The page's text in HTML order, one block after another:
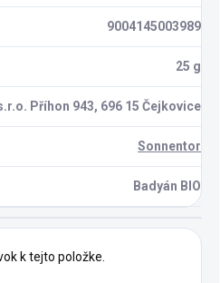
9004145003989
25 g
Příhon 943, 696 15 Čejkovice
Sonnentor
Badyán BIO
k tejto položke.